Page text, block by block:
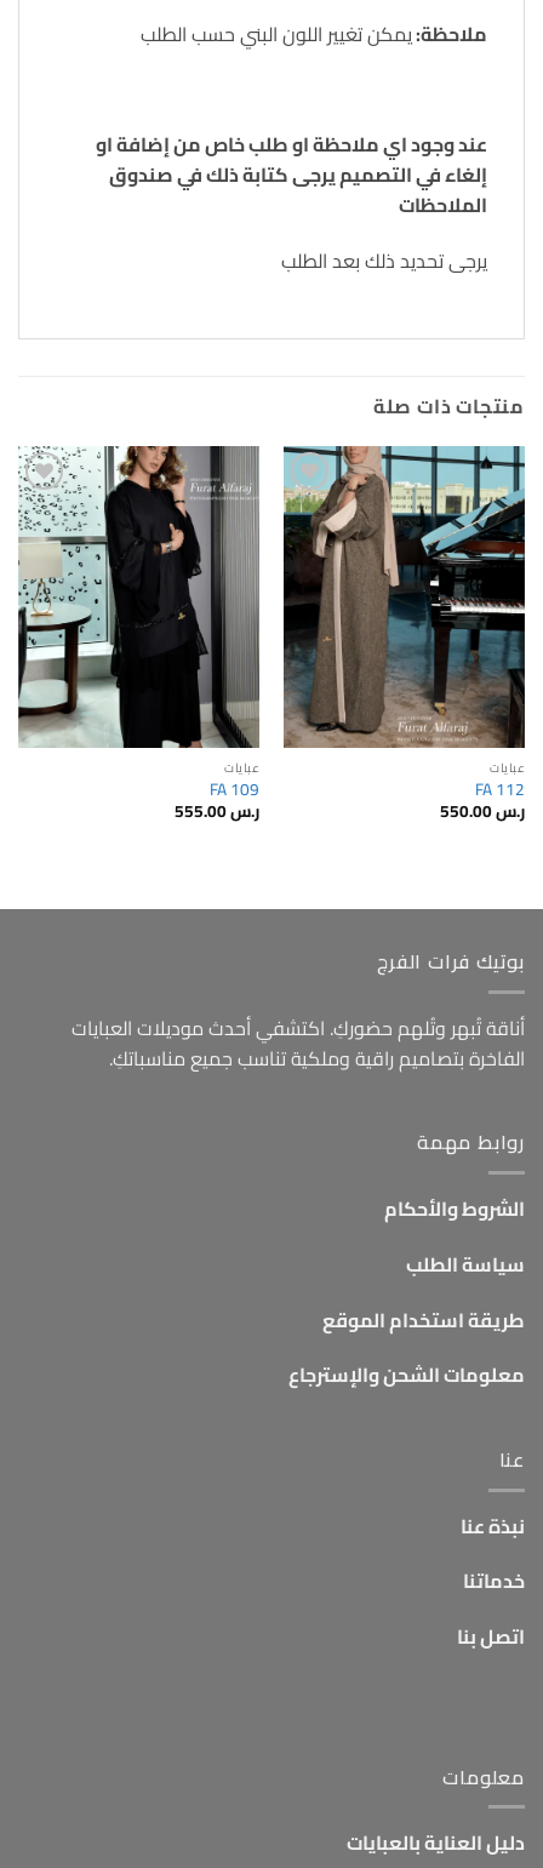
ملاحظة:يمكن تغيير اللون البني حسب الطلب
عند وجود اي ملاحظة او طلب خاص من إضافة او
إلغاء في التصميم يرجى كتابة ذلك في صندوق
الملاحظات
يرجى تحديد ذلك بعد الطلب
منتجات ذات صلة
Add to
wishlist
عبايات
FA 112
ر.س550.00
Add to
wishlist
عبايات
FA 109
ر.س555.00
بوتيك فرات الفرج
أناقة تُبهر وتُلهم حضوركِ. اكتشفي أحدث موديلات العبايات
الفاخرة بتصاميم راقية وملكية تناسب جميع مناسباتكِ.
روابط مهمة
الشروط والأحكام
سياسة الطلب
طريقة استخدام الموقع
معلومات الشحن والإسترجاع
عنا
نبذة عنا
خدماتنا
اتصل بنا
معلومات
دليل العناية بالعبايات